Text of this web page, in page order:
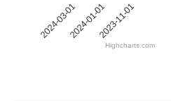
2024-03-012024-01-012023-11-01
Highcharts.com